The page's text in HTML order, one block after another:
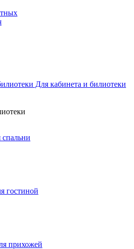
Для кабинета и билиотеки
спальни
гостиной
прихожей